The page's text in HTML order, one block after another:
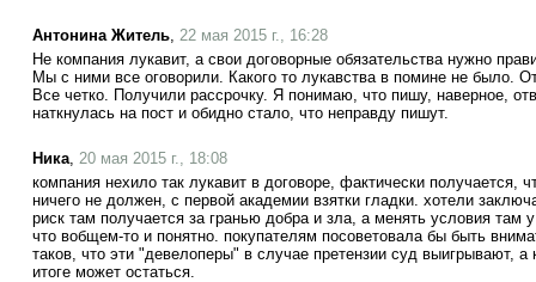
Антонина Житель, 22 мая 2015 г., 16:28
Не компания лукавит, а свои договорные обязательства нужно
Мы с ними все оговорили. Какого то лукавства в помине не было.
Все четко. Получили рассрочку. Я понимаю, что пишу, наверное,
наткнулась на пост и обидно стало, что неправду пишут.
Ника, 20 мая 2015 г., 18:08
компания нехило так лукавит в договоре, фактически получается,
ничего не должен, с первой академии взятки гладки. хотели
риск там получается за гранью добра и зла, а менять условия там
что вобщем-то и понятно. покупателям посоветовала бы быть
таков, что эти "девелоперы" в случае претензии суд выигрывают,
итоге может остаться.